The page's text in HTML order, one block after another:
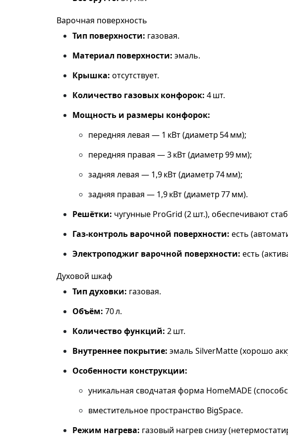
Варочная поверхность
Тип поверхности: газовая.
Материал поверхности: эмаль.
Крышка: отсутствует.
Количество газовых конфорок: 4 шт.
Мощность и размеры конфорок:
передняя левая — 1 кВт (диаметр 54 мм);
передняя правая — 3 кВт (диаметр 99 мм);
задняя левая — 1,9 кВт (диаметр 74 мм);
задняя правая — 1,9 кВт (диаметр 77 мм).
Решётки: чугунные ProGrid (2 шт.), обеспечивают
Газ‑контроль варочной поверхности: есть
Электроподжиг варочной поверхности: есть
Духовой шкаф
Тип духовки: газовая.
Объём: 70 л.
Количество функций: 2 шт.
Внутреннее покрытие: эмаль SilverMatte (хорошо
Особенности конструкции:
уникальная сводчатая форма HomeMADE
вместительное пространство BigSpace.
Режим нагрева: газовый нагрев снизу